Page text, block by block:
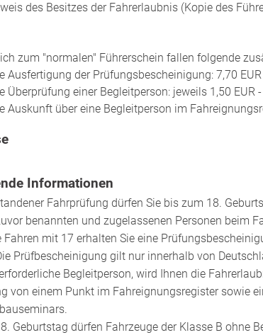
des Besitzes der Fahrerlaubnis (Kopie des
zum "normalen" Führerschein fallen folgende
Ausfertigung der Prüfungsbescheinigung: 7,70 EUR
Überprüfung einer Begleitperson: jeweils 1,50 EUR
Auskunft über eine Begleitperson im
Informationen
Fahrprüfung dürfen Sie bis zum 18.
benannten und zugelassenen Personen beim
Fahren mit 17 erhalten Sie eine
Prüfbescheinigung gilt nur innerhalb von
Begleitperson, wird Ihnen die
von einem Punkt im Fahreignungsregister sowie
Geburtstag dürfen Fahrzeuge der Klasse B ohne